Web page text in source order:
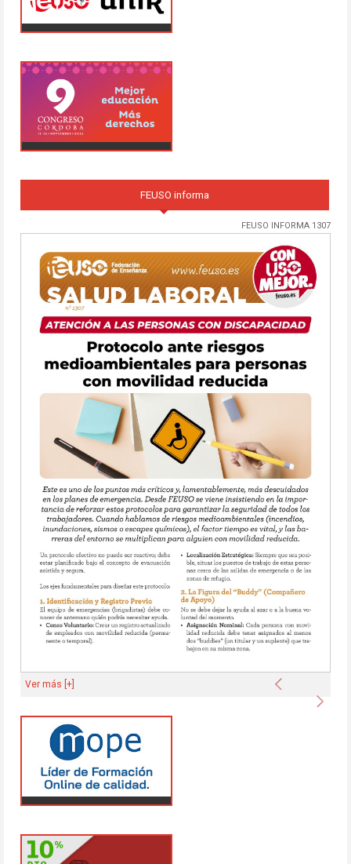
FEUSO informa
FEUSO INFORMA 1307
Anterior
Ver más [+]